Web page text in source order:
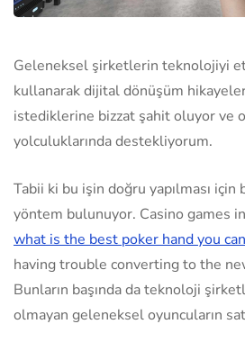
Geleneksel şirketlerin teknolojiyi
kullanarak dijital dönüşüm
istediklerine bizzat şahit oluyor ve
yolculuklarında destekliyorum.
Tabii ki bu işin doğru yapılması için
yöntem bulunuyor. Casino games
what is the best poker hand you
having trouble converting to the
Bunların başında da teknoloji
olmayan geleneksel oyuncuların